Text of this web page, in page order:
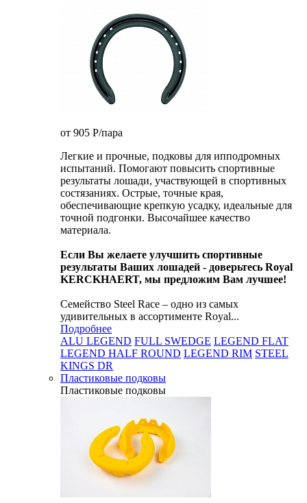
от 905 P/пара
Легкие и прочные, подковы для ипподромных
испытаний. Помогают повысить спортивные
результаты лошади, участвующей в спортивных
состязаниях. Острые, точные края,
обеспечивающие крепкую усадку, идеальные для
точной подгонки. Высочайшее качество
материала.
Если Вы желаете улучшить спортивные
результаты Ваших лошадей - доверьтесь Royal
KERCKHAERT, мы предложим Вам лучшее!
Семейство Steel Race – одно из самых
удивительных в ассортименте Royal...
Подробнее
ALU LEGEND FULL SWEDGE LEGEND FLAT
LEGEND HALF ROUND LEGEND RIM STEEL
KINGS DR
Пластиковые подковы
Пластиковые подковы